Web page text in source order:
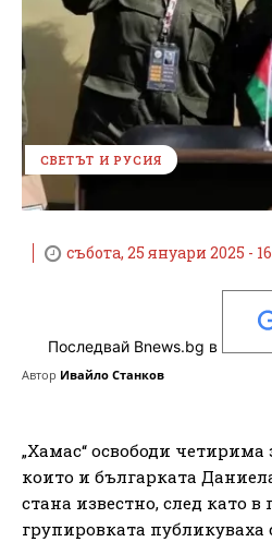
СВЕТЪТ И РУСИЯ
събота, 25 януари 2025 -
Последвай Bnews.bg в
Автор Ивайло Станков
„Хамас“ освободи
които и българката
стана известно, след като в
групировката